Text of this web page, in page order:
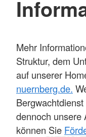
Mehr
Struktur, dem
auf unserer
nuernberg.de.
dennoch unsere
können Sie